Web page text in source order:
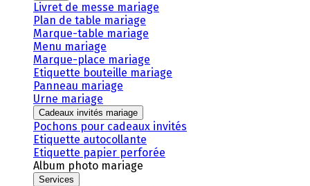
Livret de messe mariage
Plan de table mariage
Marque-table mariage
Menu mariage
Marque-place mariage
Etiquette bouteille mariage
Panneau mariage
Urne mariage
Cadeaux invités mariage
Pochons pour cadeaux invités
Etiquette autocollante
Etiquette papier perforée
Album photo mariage
Services